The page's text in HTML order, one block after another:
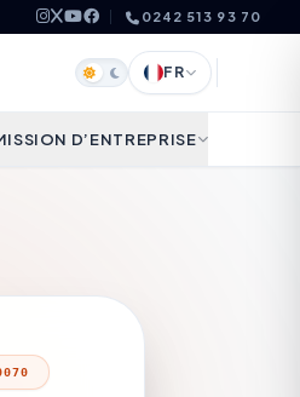
0242 513 93 70
FR
D’ENTREPRISE